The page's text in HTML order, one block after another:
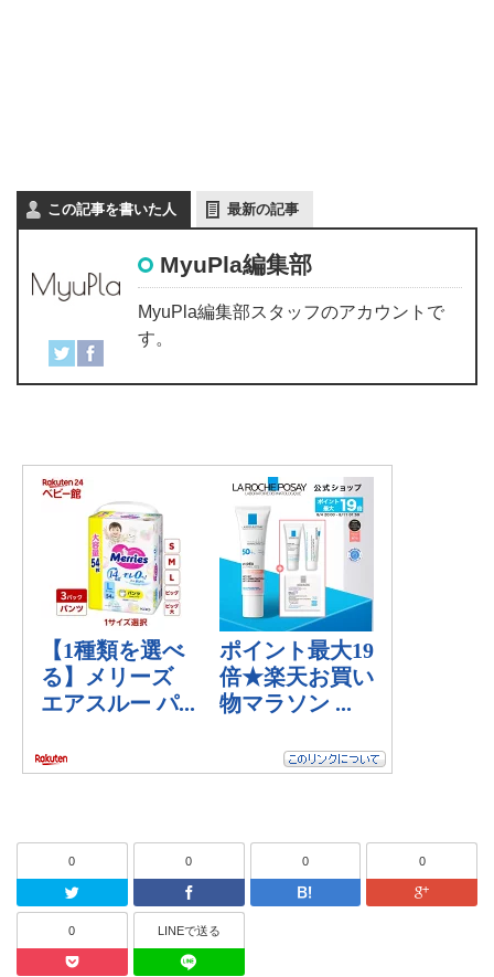
この記事を書いた人 最新の記事
MyuPla編集部
MyuPla編集部スタッフのアカウントで
す。
0
Twitter
0
Facebook
0
はてなブッ
0
0
Pocket
LINEで送る